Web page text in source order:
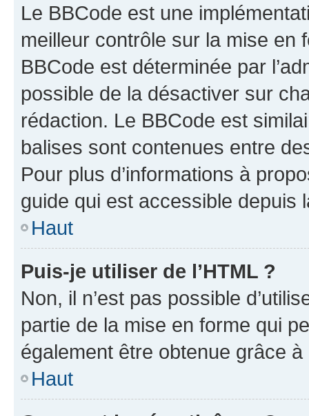
Le BBCode est une
meilleur contrôle sur la mise en
BBCode est déterminée par
possible de la désactiver sur
rédaction. Le BBCode est
balises sont contenues entre
Pour plus d’informations à
guide qui est accessible depuis
Haut
Puis-je utiliser de l’HTML ?
Non, il n’est pas possible
partie de la mise en forme qui
également être obtenue grâce à
Haut